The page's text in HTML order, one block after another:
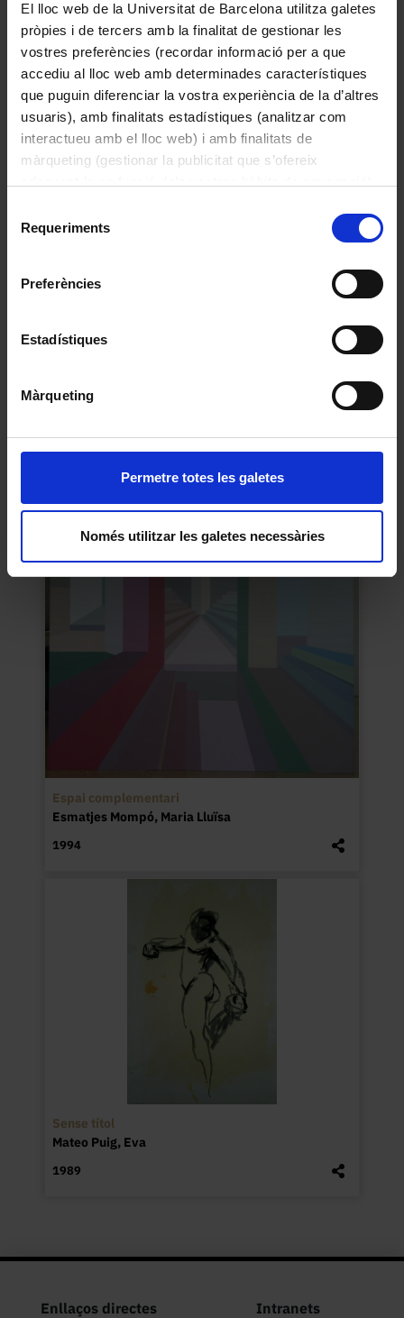
El lloc web de la Universitat de Barcelona utilitza galetes
pròpies i de tercers amb la finalitat de gestionar les
vostres preferències (recordar informació per a que
accediu al lloc web amb determinades característiques
que puguin diferenciar la vostra experiència de la d’altres
usuaris), amb finalitats estadístiques (analitzar com
interactueu amb el lloc web) i amb finalitats de
màrqueting (gestionar la publicitat que s’ofereix
consultar laPolítica de galetes del lloc web de la
Requeriments
Preferències
Estadístiques
Màrqueting
Permetre totes les galetes
Només utilitzar les galetes necessàries
Sense títol
Llorens, Eva
Facultat de Belles Arts. Guia
Espai complementari
Esmatjes Mompó, Maria Lluïsa
1994
Sense títol
Mateo Puig, Eva
1989
Enllaços directes
Intranets